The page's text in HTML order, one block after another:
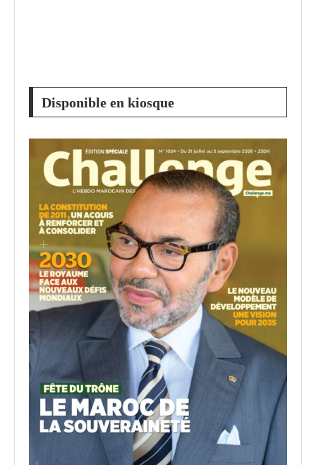
Disponible en kiosque